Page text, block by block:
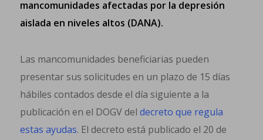
mancomunidades afectadas por la depresión
aislada en niveles altos (DANA).
Las mancomunidades beneficiarias pueden
presentar sus solicitudes en un plazo de 15 días
hábiles contados desde el día siguiente a la
publicación en el DOGV del decreto que regula
estas ayudas. El decreto está publicado el 20 de